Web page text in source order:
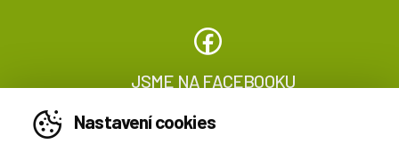
Nastavení cookies
JSME NA FACEBOOKU